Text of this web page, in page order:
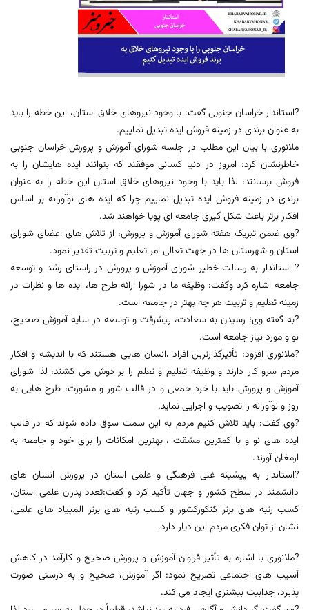
?استاندار خراسان جنوبی گفت: با وجود نیروهای خلاق استان، این خطه را باید
به عنوان برندی در زمینه فروش ایده تبدیل نماییم.
ملانوری با بیان این مطلب در جلسه شورای آموزش و پرورش خراسان جنوبی
خاطرنشان کرد: امروز در دنیا کسانی موفقند که بتوانند ایده هایشان را به
فروش برسانند، لذا باید با وجود نیروهای خلاق استان این خطه را به عنوان
برندی در زمینه فروش ایده تبدیل نماییم چرا که ایده های نوآورانه بر اساس
افکار برتر باعث شکل گیری جامعه ای پویا خواهند شد.
?وی ضمن تبریک هفته شورای آموزش و پرورش، از تلاش های اعضای شورای
استان و شهرستان ها در جهت تعالی امر تعلیم و تربیت تقدیر نمود.
? استاندار به رسالت خطیر شورای آموزش و پرورش در راستای رشد و توسعه
جامعه اشاره کرد وگفت: وظیفه ما در شورا ارائه طرح ها، ایده ها و نظرات در
زمینه تعلیم و تربیت هر چه بهتر در جامعه است.
?به گفته وی؛ رسیدن به سعادت، پیشرفت و توسعه در سایه آموزش صحیح،
نو و مورد نیاز جامعه است.
?ملانوری افزود: تأثیرگذارترین افراد ،انسان هایی هستند که با اندیشه و افکار
مردم سرو کار دارند و وظیفه تعلیم و تعلم را بر دوش می کشند، لذا شورای
آموزش و پرورش باید با خرد جمعی و در قالب شور و مشورت، طرح هایی به
روز و نوآورانه را تصویب و اجرایی نماید.
?وی گفت: باید تلاش کنیم مردم به این سمت سوق داده شوند که در قالب
ایده های نو و با کمترین مشقت ، بهترین امکانات را برای خود و جامعه به
ارمغان آورند.
?استاندار به پیشینه غنی فرهنگی و علمی استان در پرورش انسان های
دانشمند در سطح کشور و جهان تأکید کرد و گفت:تعدد پدران علمی استان،
کسب رتبه های برتر کنکورکشور و کسب رتبه های برتر المپیاد های علمی،
نشان از توان فکری مردم این دیار دارد.
?ملانوری با اشاره به تأثیر فراوان آموزش و پرورش صحیح و کارآمد در کاهش
آسیب های اجتماعی تصریح نمود: اگر آموزش، صحیح و به درستی صورت
پذیرد، جذابیت بیشتری ایجاد می کند.